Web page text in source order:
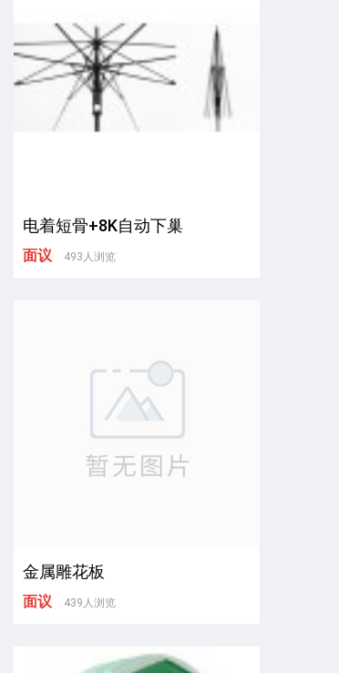
电着短骨+8K自动下巢
面议 493人浏览
金属雕花板
面议 439人浏览